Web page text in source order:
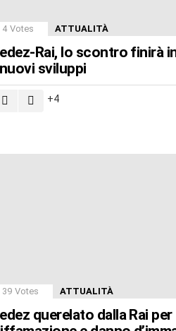
4 Votes ATTUALITÀ
Rai, lo scontro finirà
sviluppi
4
39 Votes ATTUALITÀ
querelato dalla Rai per